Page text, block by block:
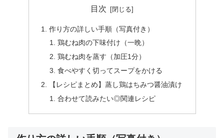
目次
作り方の詳しい手順（写真付き）
鶏むね肉の下味付け（一晩）
鶏むね肉を蒸す（加圧1分）
食べやすく切ってスープをかける
【レシピまとめ】蒸し鶏はちみつ醤油漬け
合わせて読みたい◎関連レシピ